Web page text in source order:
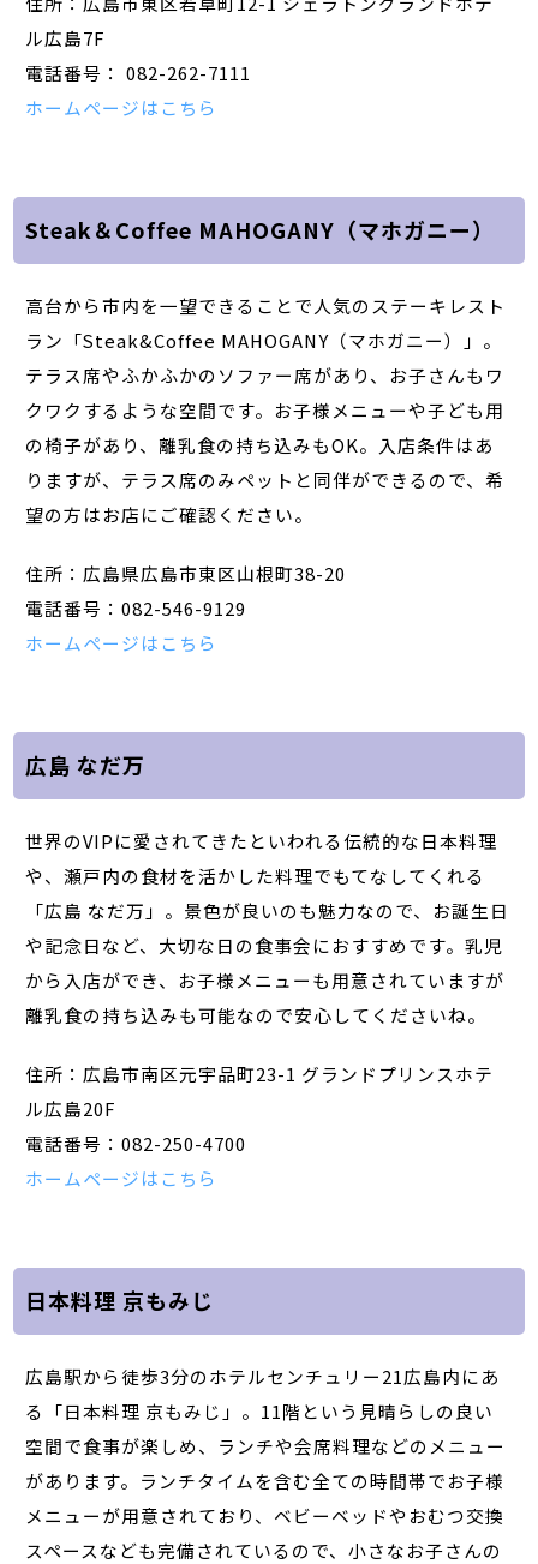
ル広島7F
電話番号： 082-262-7111
ホームページはこちら
Steak＆Coffee MAHOGANY（マホガニー）
高台から市内を一望できることで人気のステーキレスト
ラン「Steak&Coffee MAHOGANY（マホガニー）」。
テラス席やふかふかのソファー席があり、お子さんもワ
クワクするような空間です。お子様メニューや子ども用
の椅子があり、離乳食の持ち込みもOK。入店条件はあ
りますが、テラス席のみペットと同伴ができるので、希
望の方はお店にご確認ください。
住所：広島県広島市東区山根町38-20
電話番号：082-546-9129
ホームページはこちら
広島 なだ万
世界のVIPに愛されてきたといわれる伝統的な日本料理
や、瀬戸内の食材を活かした料理でもてなしてくれる
「広島 なだ万」。景色が良いのも魅力なので、お誕生日
や記念日など、大切な日の食事会におすすめです。乳児
から入店ができ、お子様メニューも用意されていますが
離乳食の持ち込みも可能なので安心してくださいね。
住所：広島市南区元宇品町23-1 グランドプリンスホテ
ル広島20F
電話番号：082-250-4700
ホームページはこちら
日本料理 京もみじ
広島駅から徒歩3分のホテルセンチュリー21広島内にあ
る「日本料理 京もみじ」。11階という見晴らしの良い
空間で食事が楽しめ、ランチや会席料理などのメニュー
があります。ランチタイムを含む全ての時間帯でお子様
メニューが用意されており、ベビーベッドやおむつ交換
スペースなども完備されているので、小さなお子さんの